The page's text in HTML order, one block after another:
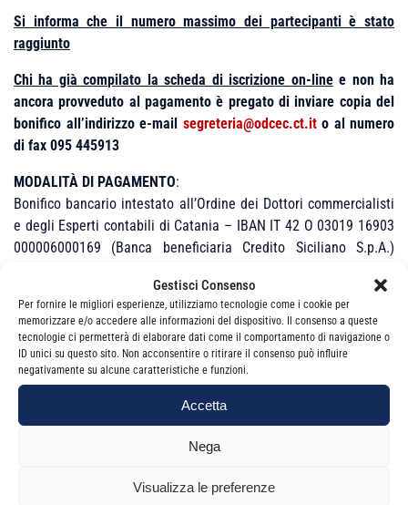
Gestisci Consenso
Per fornire le migliori esperienze, utilizziamo tecnologie come i cookie per
memorizzare e/o accedere alle informazioni del dispositivo. Il consenso a queste
tecnologie ci permetterà di elaborare dati come il comportamento di navigazione o
ID unici su questo sito. Non acconsentire o ritirare il consenso può influire
negativamente su alcune caratteristiche e funzioni.
Accetta
Nega
Visualizza le preferenze
Si informa che il numero massimo dei partecipanti è stato
raggiunto
Chi ha già compilato la scheda di iscrizione on-linee non ha
ancora provveduto al pagamento è pregato di inviare copia del
bonifico all’indirizzo e-mail segreteria@odcec.ct.ito al numero
di fax 095 445913
MODALITÀ DI PAGAMENTO:
Bonifico bancario intestato all’Ordine dei Dottori commercialisti
e degli Esperti contabili di Catania – IBAN IT 42 O 03019 16903
000006000169 (Banca beneficiaria Credito Siciliano S.p.A.)
Dott./Rag. Nome – Cognome.
Il corso è valido ai fini della formazione professionale continua
Non sono presenti appuntamenti per questo
evento.